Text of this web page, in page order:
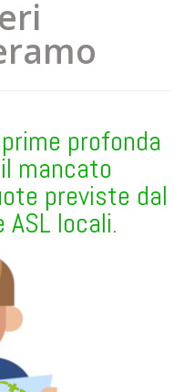
profonda
mancato
previste dal
locali.